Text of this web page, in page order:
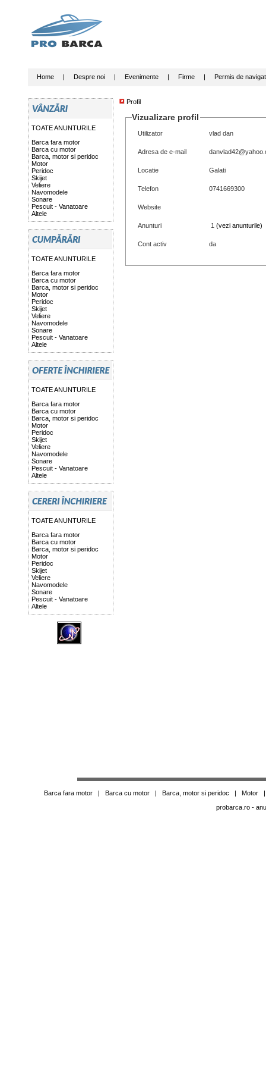
Home| Despre noi| Evenimente| Firme| Permis de
TOATE ANUNTURILE
Barca fara motor
Barca cu motor
Barca, motor si peridoc
Motor
Peridoc
Skijet
Veliere
Navomodele
Sonare
Pescuit - Vanatoare
Altele
TOATE ANUNTURILE
Barca fara motor
Barca cu motor
Barca, motor si peridoc
Motor
Peridoc
Skijet
Veliere
Navomodele
Sonare
Pescuit - Vanatoare
Altele
TOATE ANUNTURILE
Barca fara motor
Barca cu motor
Barca, motor si peridoc
Motor
Peridoc
Skijet
Veliere
Navomodele
Sonare
Pescuit - Vanatoare
Altele
TOATE ANUNTURILE
Barca fara motor
Barca cu motor
Barca, motor si peridoc
Motor
Peridoc
Skijet
Veliere
Navomodele
Sonare
Pescuit - Vanatoare
Altele
Profil
Vizualizare profil
Utilizator vlad dan
Adresa de e-mail
Locatie Galati
Telefon 0741669300
Website
Anunturi 1 (vezi anunturile)
Cont activ da
Barca fara motor| Barca cu motor| Barca, motor si peridoc | Motor
probarca.ro-